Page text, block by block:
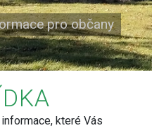
pro občany
které Vás